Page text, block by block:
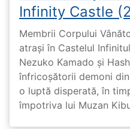
Infinity Castle
Membrii Corpului
atrași în Castelul
Nezuko Kamado și
înfricoșătorii demoni
o luptă disperată, în
împotriva lui Muzan